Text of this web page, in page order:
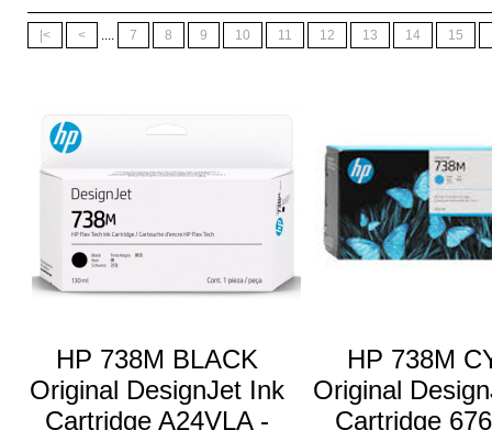
|< < .... 7 8 9 10 11 12 13 14 15
HP 738M BLACK
Original DesignJet Ink
Cartridge A24VLA -
HP 738M
Original
Cartridge